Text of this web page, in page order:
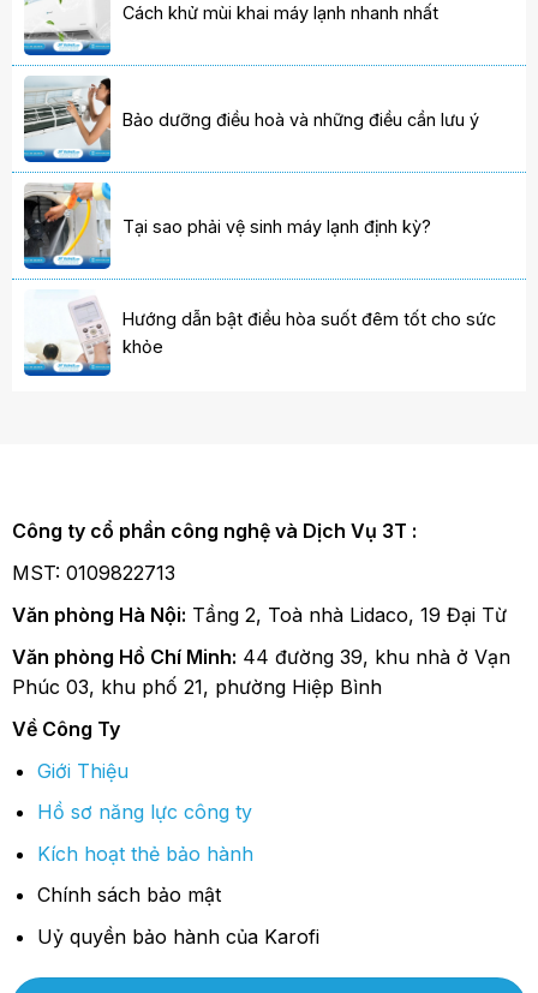
Cách khử mùi khai máy lạnh nhanh nhất
Bảo dưỡng điều hoà và những điều cần lưu ý
Tại sao phải vệ sinh máy lạnh định kỳ?
Hướng dẫn bật điều hòa suốt đêm tốt cho sức
khỏe
Công ty cổ phần công nghệ và Dịch Vụ 3T :
MST: 0109822713
Văn phòng Hà Nội: Tầng 2, Toà nhà Lidaco, 19 Đại Từ
Văn phòng Hồ Chí Minh: 44 đường 39, khu nhà ở Vạn
Phúc 03, khu phố 21, phường Hiệp Bình
Về Công Ty
Giới Thiệu
Hồ sơ năng lực công ty
Kích hoạt thẻ bảo hành
Chính sách bảo mật
Uỷ quyền bảo hành của Karofi